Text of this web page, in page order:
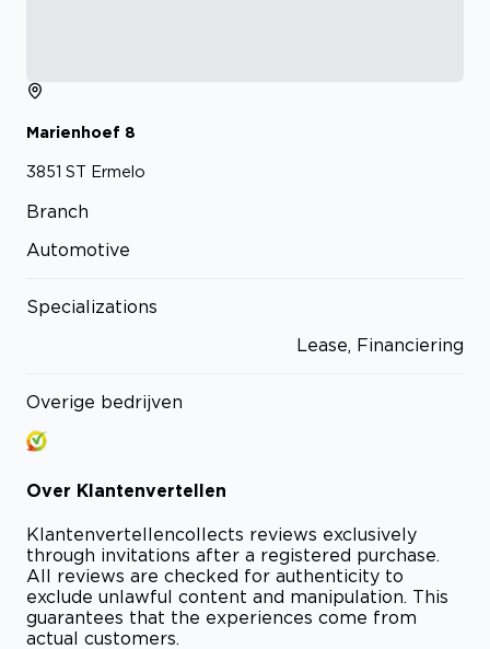
Marienhoef 8
3851 ST Ermelo
Branch
Automotive
Specializations
Lease, Financiering
Overige bedrijven
Over Klantenvertellen
Klantenvertellencollects reviews exclusively
through invitations after a registered purchase.
All reviews are checked for authenticity to
exclude unlawful content and manipulation. This
guarantees that the experiences come from
actual customers.